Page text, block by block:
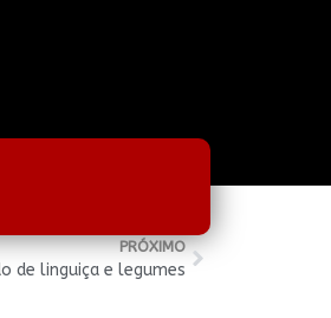
PRÓXIMO
de linguiça e legumes